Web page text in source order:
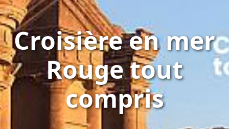
Croisière en mer
Rouge tout
compris